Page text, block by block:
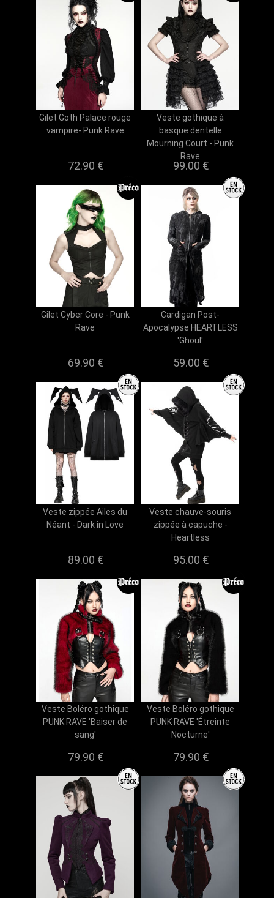
Gilet Goth Palace rouge
vampire- Punk Rave
72.90 €
Veste gothique à
basque dentelle
Mourning Court - Punk
Rave
99.00 €
Gilet Cyber Core - Punk
Rave
69.90 €
Cardigan Post-
Apocalypse HEARTLESS
'Ghoul'
59.00 €
Veste zippée Ailes du
Néant - Dark in Love
89.00 €
Veste chauve-souris
zippée à capuche -
Heartless
95.00 €
Veste Boléro gothique
PUNK RAVE 'Baiser de
sang'
79.90 €
Veste Boléro gothique
PUNK RAVE 'Étreinte
Nocturne'
79.90 €